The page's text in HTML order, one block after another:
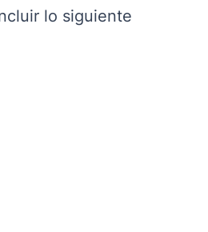
lo siguiente